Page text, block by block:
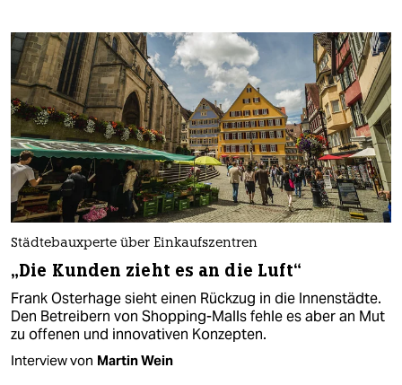
Städtebauxperte über Einkaufszentren
„Die Kunden zieht es an die Luft“
Frank Osterhage sieht einen Rückzug in die Innenstädte.
Den Betreibern von Shopping-Malls fehle es aber an Mut
zu offenen und innovativen Konzepten.
Interview von Martin Wein